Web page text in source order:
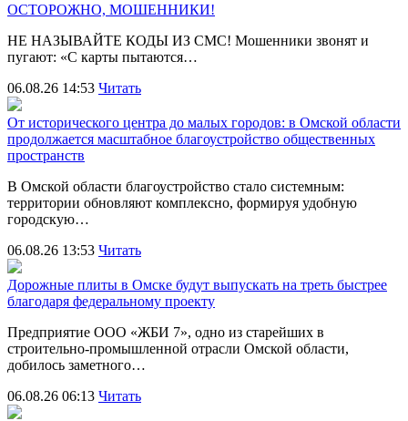
ОСТОРОЖНО, МОШЕННИКИ!
НЕ НАЗЫВАЙТЕ КОДЫ ИЗ СМС! Мошенники звонят и
пугают: «С карты пытаются…
06.08.26 14:53 Читать
От исторического центра до малых городов: в Омской области
продолжается масштабное благоустройство общественных
пространств
В Омской области благоустройство стало системным:
территории обновляют комплексно, формируя удобную
городскую…
06.08.26 13:53 Читать
Дорожные плиты в Омске будут выпускать на треть быстрее
благодаря федеральному проекту
Предприятие ООО «ЖБИ 7», одно из старейших в
строительно‑промышленной отрасли Омской области,
добилось заметного…
06.08.26 06:13 Читать